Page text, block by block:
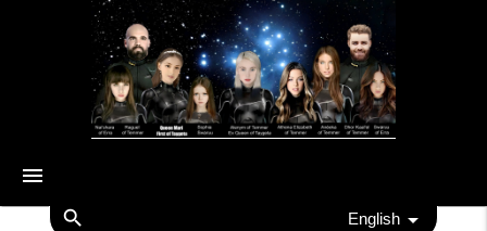
menu
search English